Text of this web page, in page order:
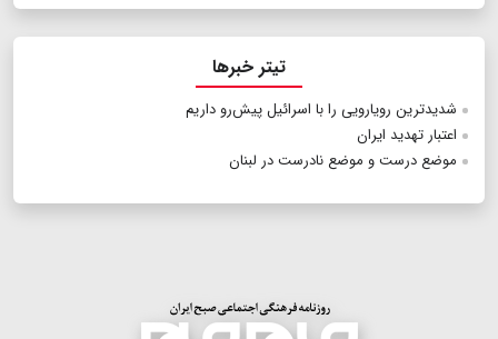
تیتر خبرها
شدیدترین رویارویی را با اسرائیل پیش‌رو داریم
اعتبار تهدید ایران
موضع درست و موضع نادرست در لبنان